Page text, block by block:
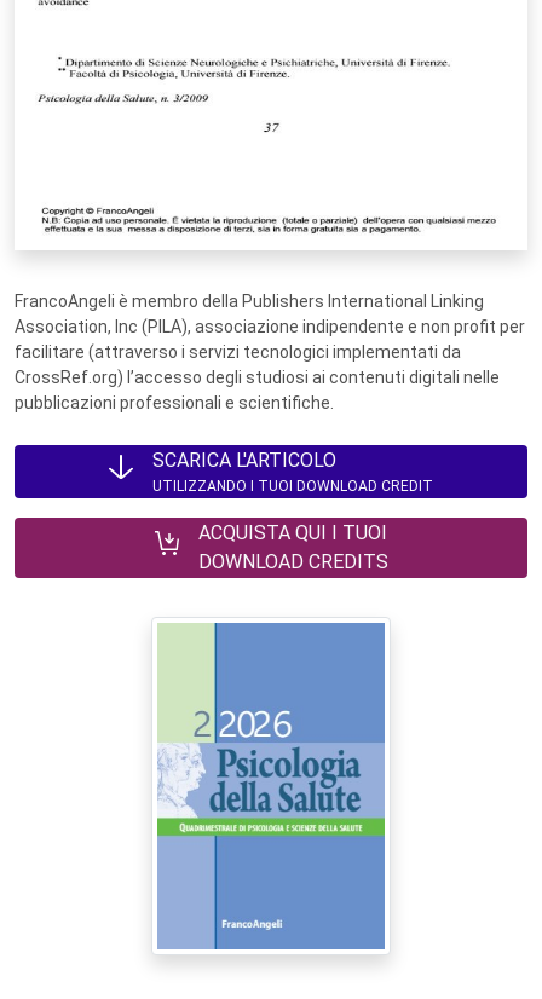
FrancoAngeli è membro della Publishers International Linking
Association, Inc (PILA), associazione indipendente e non profit per
facilitare (attraverso i servizi tecnologici implementati da
CrossRef.org) l’accesso degli studiosi ai contenuti digitali nelle
pubblicazioni professionali e scientifiche.
SCARICA L'ARTICOLO
UTILIZZANDO I TUOI DOWNLOAD CREDIT
ACQUISTA QUI I TUOI
DOWNLOAD CREDITS